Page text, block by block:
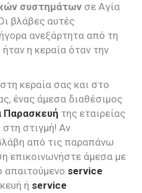
συστημάτων σε Αγία
βλάβες αυτές
ανεξάρτητα από τη
η κεραία όταν την
κεραία σας και στο
ένας άμεσα διαθέσιμος
Παρασκευή της εταιρείας
στιγμή! Αν
από τις παραπάνω
επικοινωνήστε άμεσα με
απαιτούμενο service
ή service